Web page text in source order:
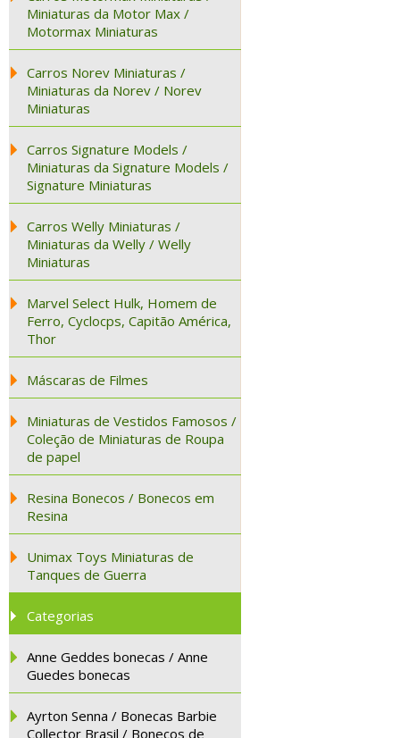
Miniaturas da Motor Max /
Motormax Miniaturas
Carros Norev Miniaturas /
Miniaturas da Norev / Norev
Miniaturas
Carros Signature Models /
Miniaturas da Signature Models /
Signature Miniaturas
Carros Welly Miniaturas /
Miniaturas da Welly / Welly
Miniaturas
Marvel Select Hulk, Homem de
Ferro, Cyclocps, Capitão América,
Thor
Máscaras de Filmes
Miniaturas de Vestidos Famosos /
Coleção de Miniaturas de Roupa
de papel
Resina Bonecos / Bonecos em
Resina
Unimax Toys Miniaturas de
Tanques de Guerra
Categorias
Anne Geddes bonecas / Anne
Guedes bonecas
Ayrton Senna / Bonecas Barbie
Collector Brasil / Bonecos de